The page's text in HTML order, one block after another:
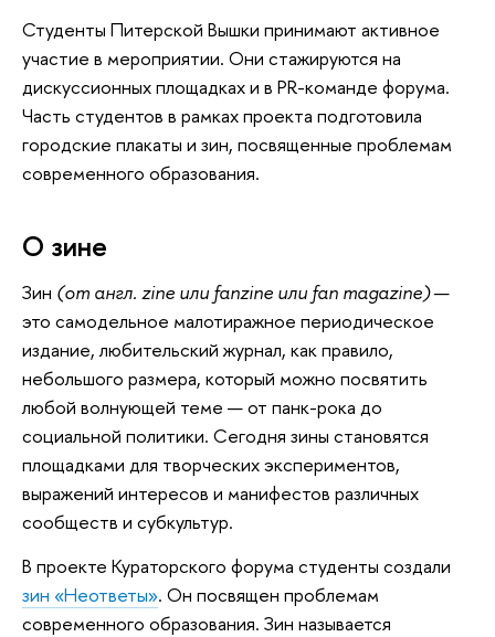
Студенты Питерской Вышки принимают активное
участие в мероприятии. Они стажируются на
дискуссионных площадках и в PR-команде форума.
Часть студентов в рамках проекта подготовила
городские плакаты и зин, посвященные проблемам
современного образования.
О зине
Зин (от англ. zine или fanzine или fan magazine)—
это самодельное малотиражное периодическое
издание, любительский журнал, как правило,
небольшого размера, который можно посвятить
любой волнующей теме — от панк-рока до
социальной политики. Сегодня зины становятся
площадками для творческих экспериментов,
выражений интересов и манифестов различных
сообществ и субкультур.
В проекте Кураторского форума студенты создали
зин «Неответы». Он посвящен проблемам
современного образования. Зин называется